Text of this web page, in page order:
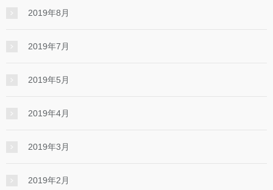
2019年8月
2019年7月
2019年5月
2019年4月
2019年3月
2019年2月